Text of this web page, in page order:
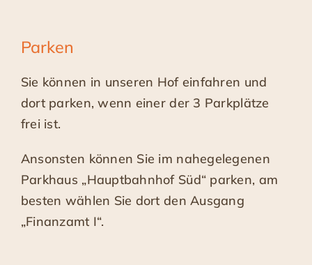
Parken
Sie können in unseren Hof einfahren und
dort parken, wenn einer der 3 Parkplätze
frei ist.
Ansonsten können Sie im nahegelegenen
Parkhaus „Hauptbahnhof Süd“ parken, am
besten wählen Sie dort den Ausgang
„Finanzamt I“.